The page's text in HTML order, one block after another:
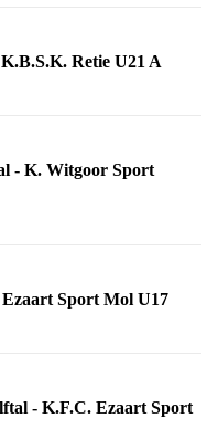
Retie U21 A
- K. Witgoor Sport
Sport Mol U17
- K.F.C. Ezaart Sport